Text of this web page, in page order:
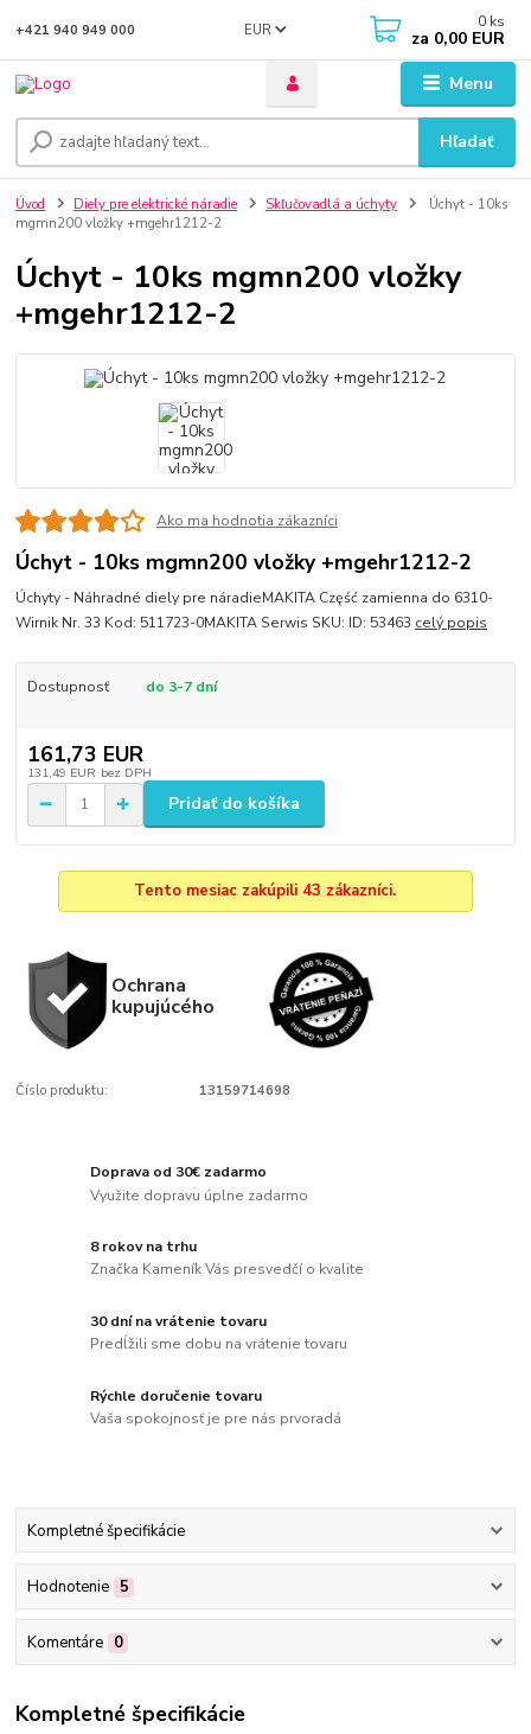
Menu
EUR
Hľadať
+421 940 949 000 0 ks
za 0,00 EUR
Úvod Diely pre elektrické náradie Skľučovadlá a úchyty
Úchyt - 10ks
mgmn200 vložky +mgehr1212-2
Úchyt - 10ks mgmn200 vložky
+mgehr1212-2
Ako ma hodnotia zákazníci
Úchyt - 10ks mgmn200 vložky +mgehr1212-2
Úchyty - Náhradné diely pre náradieMAKITA Część zamienna do 6310-
Wirnik Nr. 33 Kod: 511723-0MAKITA Serwis SKU: ID: 53463 celý popis
Dostupnosť do 3-7 dní
161,73 EUR
131,49 EUR bez DPH
Pridať do košíka
Tento mesiac zakúpili 43 zákazníci.
Ochrana
kupujúcého
Číslo produktu: 13159714698
Doprava od 30€ zadarmo
Využite dopravu úplne zadarmo
8 rokov na trhu
Značka Kameník Vás presvedčí o kvalite
30 dní na vrátenie tovaru
Predĺžili sme dobu na vrátenie tovaru
Rýchle doručenie tovaru
Vaša spokojnosť je pre nás prvoradá
Kompletné špecifikácie
Hodnotenie 5
Komentáre 0
Kompletné špecifikácie